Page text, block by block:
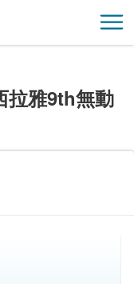
開
拉雅9th無動